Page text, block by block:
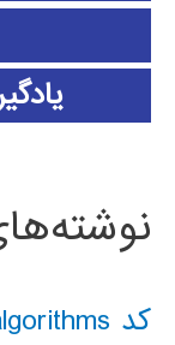
کد classical AI search algorithms